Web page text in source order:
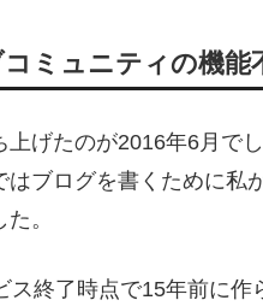
ミュニティの機能
上げたのが2016年6月で
はブログを書くために
。
ス終了時点で15年前に